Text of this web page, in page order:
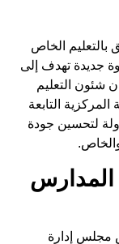
بالتعليم الخاص
جديدة تهدف إلى
شئون التعليم
المركزية التابعة
لتحسين جودة
مجلس إدارة